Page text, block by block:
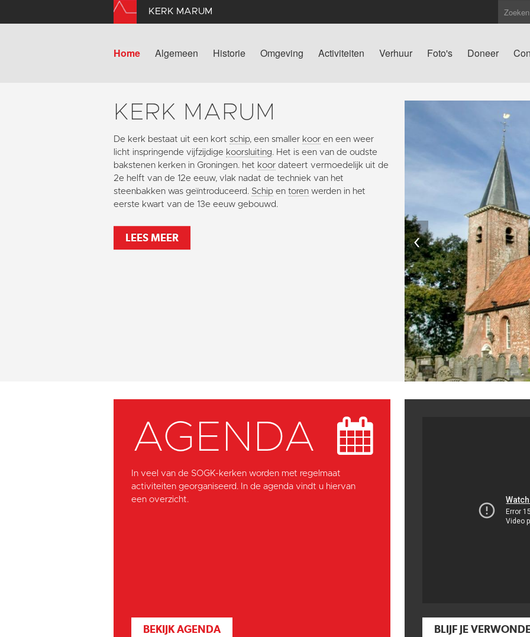
KERK MARUM
Home Algemeen Historie Omgeving Activiteiten Verhuur Foto's Doneer
KERK MARUM
De kerk bestaat uit een kort schip, een smaller koor en een weer
licht inspringende vijfzijdige koorsluiting. Het is een van de oudste
bakstenen kerken in Groningen. het koor dateert vermoedelijk uit de
2e helft van de 12e eeuw, vlak nadat de techniek van het
steenbakken was geïntroduceerd. Schip en toren werden in het
eerste kwart van de 13e eeuw gebouwd.
LEES MEER ‹
AGENDA
In veel van de SOGK-kerken worden met regelmaat
activiteiten georganiseerd. In de agenda vindt u hiervan
een overzicht.
BEKIJK AGENDA BLIJF JE